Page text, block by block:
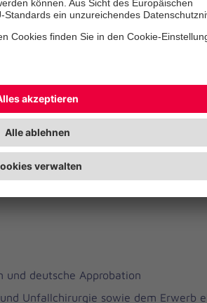
für den Facharzt (m/w/d) „Orthopädie
stationiert
und deutsche Approbation
Unfallchirurgie sowie dem Erwerb